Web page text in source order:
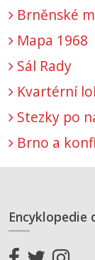
Brněnské
Mapa 1968
Sál Rady
Kvartérní
Stezky po
Brno a
Encyklopedie